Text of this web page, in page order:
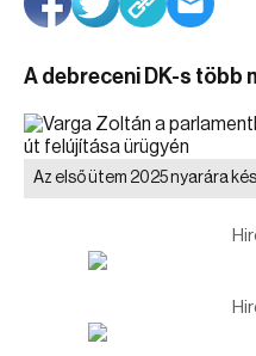
A debreceni DK-s több
Az első ütem 2025 nyarára